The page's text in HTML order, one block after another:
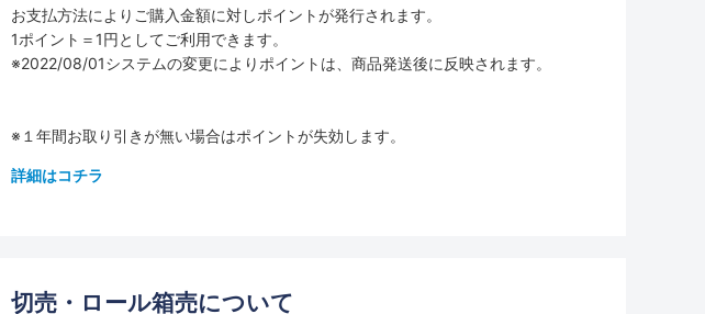
お支払方法によりご購入金額に対しポイントが発行されます。
1ポイント＝1円としてご利用できます。
※2022/08/01システムの変更によりポイントは、商品発送後に反映されます。
※１年間お取り引きが無い場合はポイントが失効します。
詳細はコチラ
切売・ロール箱売について